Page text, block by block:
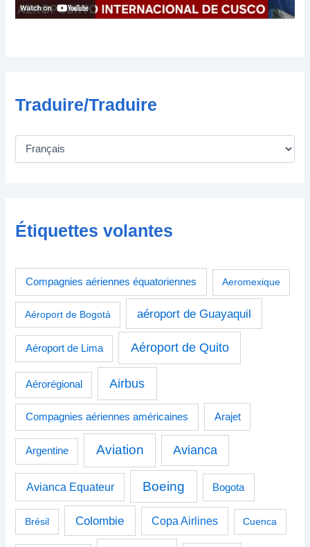
Traduire/Traduire
Étiquettes volantes
Compagnies aériennes équatoriennes Aeromexique
Aéroport de Bogotá aéroport de Guayaquil
Aéroport de Lima Aéroport de Quito
Aérorégional Airbus
Compagnies aériennes américaines Arajet
Argentine Aviation Avianca
Avianca Equateur Boeing Bogota
Brésil Colombie Copa Airlines Cuenca